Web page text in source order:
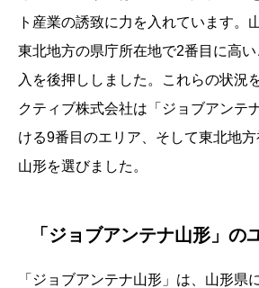
ト産業の誘致に力を入れています。
東北地方の県庁所在地で2番目に高
入を後押ししました。これらの状況
クティブ株式会社は「ジョブアンテ
ける9番目のエリア、そして東北地方
山形を選びました。
「ジョブアンテナ山形」の
「ジョブアンテナ山形」は、山形県